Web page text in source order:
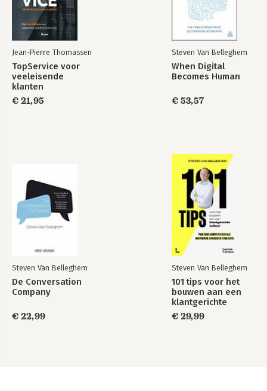
Jean-Pierre Thomassen
TopService voor
veeleisende
klanten
€ 21,95
Steven Van Belleghem
When Digital
Becomes Human
€ 53,57
Steven Van Belleghem
De Conversation
Company
€ 22,99
Steven Van Belleghem
101 tips voor het
bouwen aan een
klantgerichte
cultuur
€ 29,99